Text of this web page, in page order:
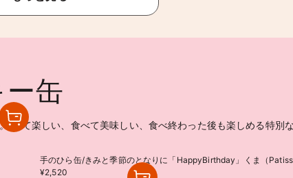
缶
て楽しい、食べて美味しい、食べ終わった後も楽しめる特別
手のひら缶/きみと季節のとなりに「HappyBirthday」くま（
¥2,520